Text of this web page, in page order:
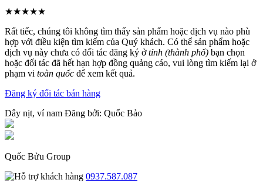
★★★★★
Rất tiếc, chúng tôi không tìm thấy sản phẩm hoặc dịch vụ nào phù
hợp với điều kiện tìm kiếm của Quý khách. Có thể sản phẩm hoặc
dịch vụ này chưa có đối tác đăng ký ởtỉnh (thành phố) bạn chọn
hoặc đối tác đã hết hạn hợp đồng quảng cáo, vui lòng tìm kiếm lại ở
phạm vi toàn quốc để xem kết quả.
Đăng ký đối tác bán hàng
Dây nịt, ví nam Đăng bởi: Quốc Bảo
Quốc Bửu Group
0937.587.087